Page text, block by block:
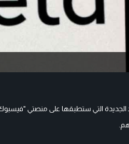
الجديدة التي ستطبقها على منصتي